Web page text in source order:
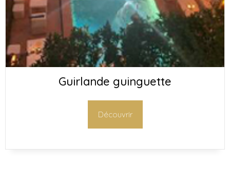
Guirlande guinguette
Découvrir